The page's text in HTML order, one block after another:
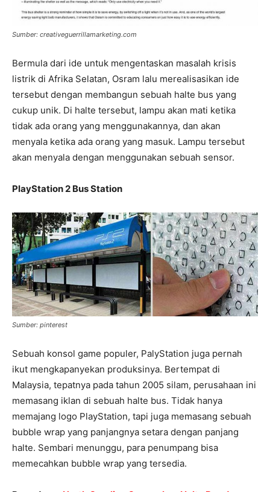
Sumber: creativeguerrillamarketing.com
Bermula dari ide untuk mengentaskan masalah krisis
listrik di Afrika Selatan, Osram lalu merealisasikan ide
tersebut dengan membangun sebuah halte bus yang
cukup unik. Di halte tersebut, lampu akan mati ketika
tidak ada orang yang menggunakannya, dan akan
menyala ketika ada orang yang masuk. Lampu tersebut
akan menyala dengan menggunakan sebuah sensor.
PlayStation 2 Bus Station
Sumber: pinterest
Sebuah konsol game populer, PalyStation juga pernah
ikut mengkapanyekan produksinya. Bertempat di
Malaysia, tepatnya pada tahun 2005 silam, perusahaan ini
memasang iklan di sebuah halte bus. Tidak hanya
memajang logo PlayStation, tapi juga memasang sebuah
bubble wrap yang panjangnya setara dengan panjang
halte. Sembari menunggu, para penumpang bisa
memecahkan bubble wrap yang tersedia.